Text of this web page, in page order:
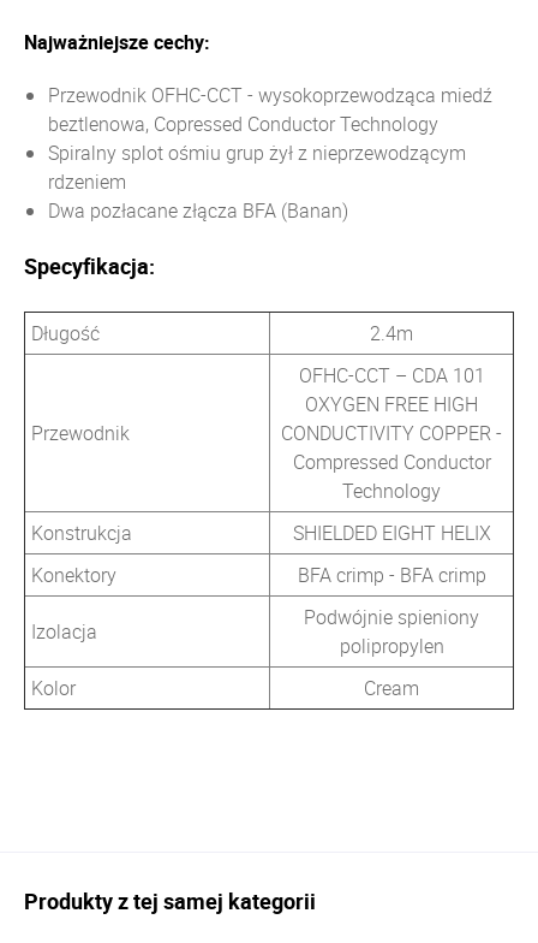
Najważniejsze cechy:
Przewodnik OFHC-CCT - wysokoprzewodząca miedź
beztlenowa, Copressed Conductor Technology
Spiralny splot ośmiu grup żył z nieprzewodzącym
rdzeniem
Dwa pozłacane złącza BFA (Banan)
Specyfikacja:
Długość 2.4m
Przewodnik
OFHC-CCT – CDA 101
OXYGEN FREE HIGH
CONDUCTIVITY COPPER -
Compressed Conductor
Technology
Konstrukcja
SHIELDED EIGHT HELIX
Konektory
BFA crimp - BFA crimp
Izolacja
Podwójnie spieniony
polipropylen
Kolor
Cream
Produkty z tej samej kategorii